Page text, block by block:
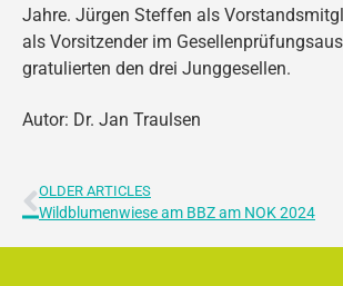
Jahre. Jürgen Steffen als
als Vorsitzender im
gratulierten den drei Junggesellen.
Autor: Dr. Jan Traulsen
OLDER ARTICLES
Wildblumenwiese am BBZ am NOK 2024